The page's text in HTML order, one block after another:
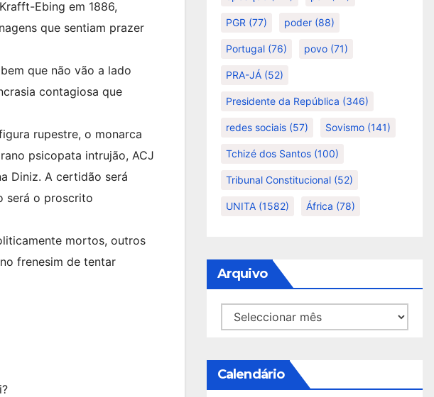
Ebing em 1886,
que sentiam prazer
que não vão a lado
contagiosa que
rupestre, o monarca
psicopata intrujão, ACJ
Diniz. A certidão será
será o proscrito
mortos, outros
frenesim de tentar
PGR (77) poder (88)
Portugal (76) povo (71)
PRA-JÁ (52)
Presidente da República (346)
redes sociais (57) Sovismo (141)
Tchizé dos Santos (100)
Tribunal Constitucional (52)
UNITA (1582) África (78)
Arquivo
Arquivo
Calendário